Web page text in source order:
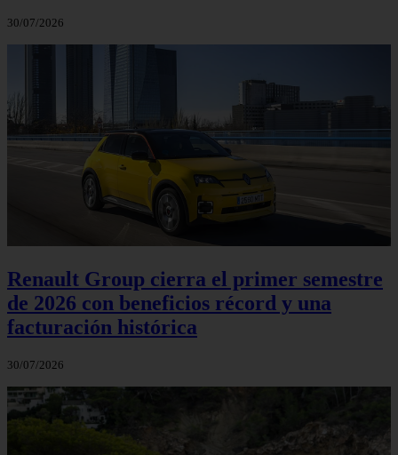
30/07/2026
Renault Group cierra el primer semestre
de 2026 con beneficios récord y una
facturación histórica
30/07/2026